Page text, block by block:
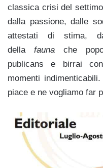
classica crisi del
dalla passione, dalle
attestati di stima,
della faunache
publicans e birrai
momenti
piace e ne vogliamo far